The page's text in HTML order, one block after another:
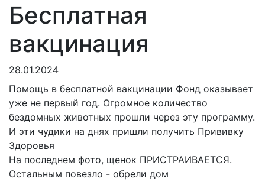
Бесплатная
вакцинация
28.01.2024
Помощь в бесплатной вакцинации Фонд оказывает
уже не первый год. Огромное количество
бездомных животных прошли через эту программу.
И эти чудики на днях пришли получить Прививку
Здоровья
На последнем фото, щенок ПРИСТРАИВАЕТСЯ.
Остальным повезло - обрели дом